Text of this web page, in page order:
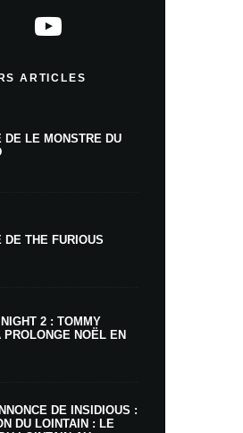
ARTICLES
DE LE MONSTRE DU
DE THE FURIOUS
2 : TOMMY
PROLONGE NOËL EN
DE INSIDIOUS :
DU LOINTAIN : LE